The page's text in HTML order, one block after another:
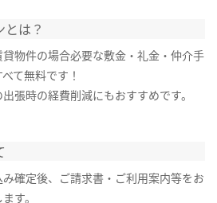
は？
物件の場合必要な敷金・礼金・仲介手
て無料です！
張時の経費削減にもおすすめです。
み確定後、ご請求書・ご利用案内等をお
す。